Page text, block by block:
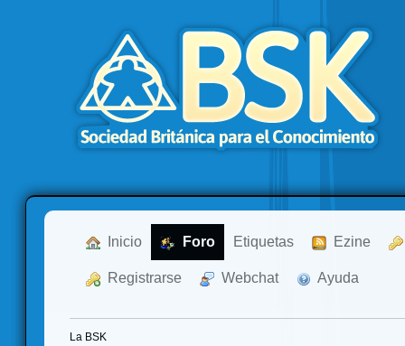
Inicio Foro Etiquetas Ezine
Registrarse Webchat Ayuda
La BSK